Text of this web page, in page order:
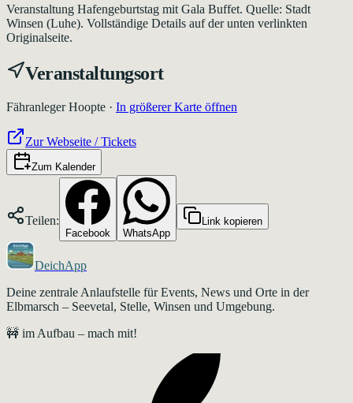
Veranstaltung Hafengeburtstag mit Gala Buffet. Quelle: Stadt
Winsen (Luhe). Vollständige Details auf der unten verlinkten
Originalseite.
Veranstaltungsort
Fähranleger Hoopte · In größerer Karte öffnen
Zur Webseite / Tickets
Zum Kalender
Teilen:
Facebook WhatsApp
Link kopieren
DeichApp
Deine zentrale Anlaufstelle für Events, News und Orte in der
Elbmarsch – Seevetal, Stelle, Winsen und Umgebung.
🚧 im Aufbau – mach mit!